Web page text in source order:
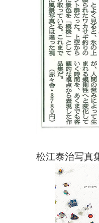
松江泰治写真